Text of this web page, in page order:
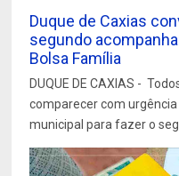
Duque de Caxias
segundo
Bolsa Família
DUQUE DE CAXIAS -
comparecer com
municipal para fazer o